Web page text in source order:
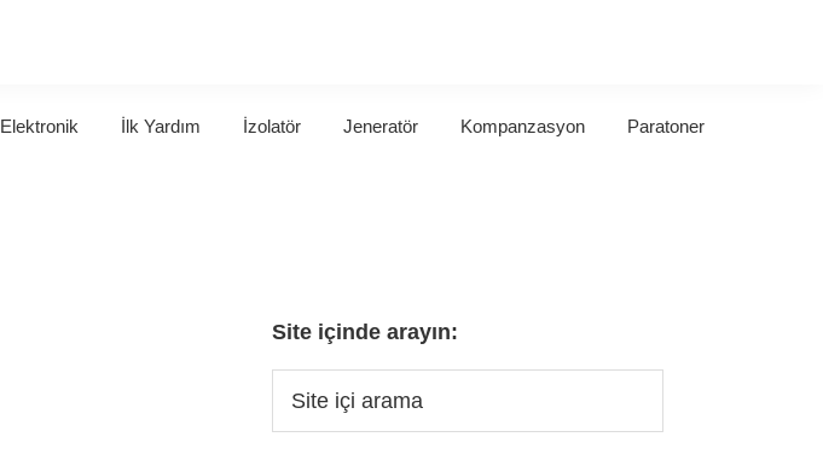
Elektronik İlk Yardım İzolatör Jeneratör Kompanzasyon Paratoner
Site içinde arayın: